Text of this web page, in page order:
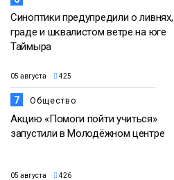
Синоптики предупредили о ливнях,
граде и шквалистом ветре на юге
Таймыра
05 августа 425
7 Общество
Акцию «Помоги пойти учиться»
запустили в Молодёжном центре
05 августа 426